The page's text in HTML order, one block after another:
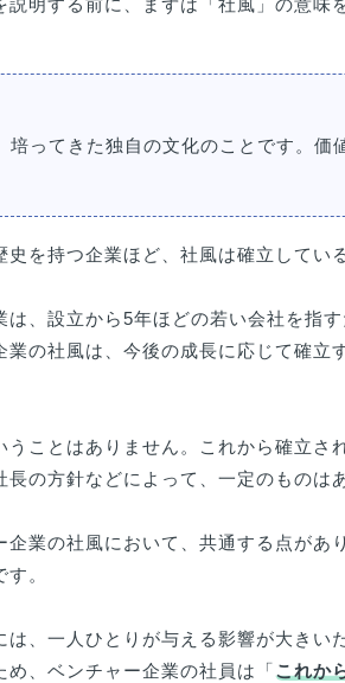
説明する前に、まずは「社風」の意味
培ってきた独自の文化のことです。価
を持つ企業ほど、社風は確立してい
は、設立から5年ほどの若い会社を指
業の社風は、今後の成長に応じて確立
うことはありません。これから確立さ
の方針などによって、一定のものは
企業の社風において、共通する点があ
す。
は、一人ひとりが与える影響が大きい
め、ベンチャー企業の社員は「これか